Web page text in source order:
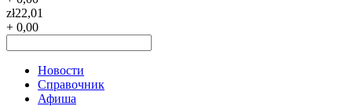
zł22,01
+ 0,00
Новости
Справочник
Афиша